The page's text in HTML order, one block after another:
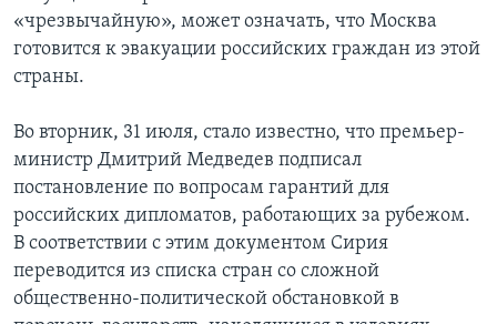
«чрезвычайную», может означать, что Москва
готовится к эвакуации российских граждан из этой
страны.
Во вторник, 31 июля, стало известно, что премьер-
министр Дмитрий Медведев подписал
постановление по вопросам гарантий для
российских дипломатов, работающих за рубежом.
В соответствии с этим документом Сирия
переводится из списка стран со сложной
общественно-политической обстановкой в